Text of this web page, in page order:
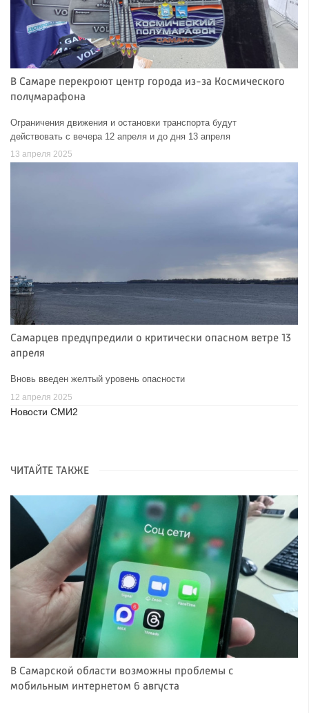
В Самаре перекроют центр города из-за Космического
полумарафона
Ограничения движения и остановки транспорта будут
действовать с вечера 12 апреля и до дня 13 апреля
13 апреля 2025
Самарцев предупредили о критически опасном ветре 13
апреля
Вновь введен желтый уровень опасности
12 апреля 2025
Новости СМИ2
ЧИТАЙТЕ ТАКЖЕ
В Самарской области возможны проблемы с
мобильным интернетом 6 августа